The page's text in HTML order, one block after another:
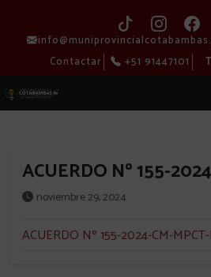
Contactar
+51 91447101
ACUERDO Nº 155-
noviembre 29, 2024
ACUERDO Nº 155-2024-CM-